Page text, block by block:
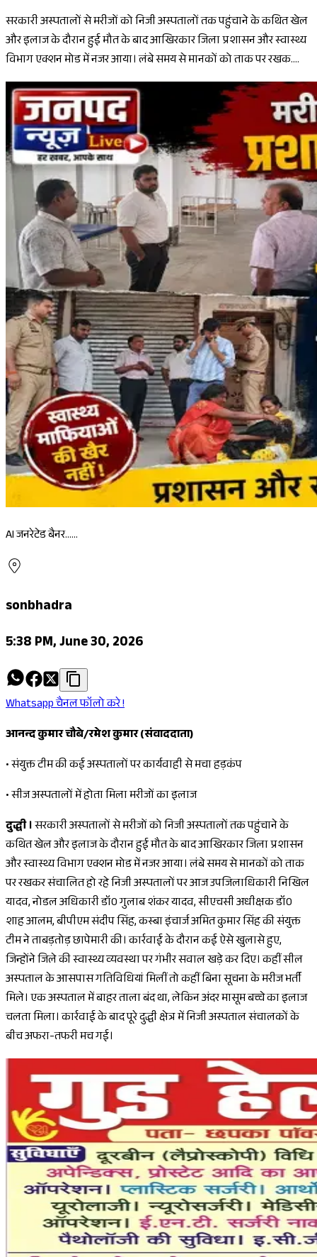
सरकारी अस्पतालों से मरीजों को निजी अस्पतालों तक पहुंचाने के कथित खेल
और इलाज के दौरान हुई मौत के बाद आखिरकार जिला प्रशासन और स्वास्थ्य
विभाग एक्शन मोड में नजर आया। लंबे समय से मानकों को ताक पर रखक....
AI जनरेटेड बैनर......
sonbhadra
5:38 PM, June 30, 2026
Whatsapp चैनल फॉलो करे !
आनन्द कुमार चौबे/रमेश कुमार (संवाददाता)
•संयुक्त टीम कीकई अस्पतालों पर कार्यवाही से मचा हड़कंप
•सीज अस्पतालों में होता मिला मरीजों का इलाज
दुद्धी ।सरकारी अस्पतालों से मरीजों को निजी अस्पतालों तक पहुंचाने के
कथित खेल और इलाज के दौरान हुई मौत के बाद आखिरकार जिला प्रशासन
और स्वास्थ्य विभाग एक्शन मोड में नजर आया। लंबे समय से मानकों को ताक
पर रखकर संचालित हो रहे निजी अस्पतालों पर आज उपजिलाधिकारी निखिल
यादव, नोडल अधिकारी डॉ0 गुलाब शंकर यादव, सीएचसी अधीक्षक डॉ0
शाह आलम, बीपीएम संदीप सिंह, कस्बा इंचार्ज अमित कुमार सिंह की संयुक्त
टीम ने ताबड़तोड़ छापेमारी की। कार्रवाई के दौरान कई ऐसे खुलासे हुए,
जिन्होंने जिले की स्वास्थ्य व्यवस्था पर गंभीर सवाल खड़े कर दिए। कहीं सील
अस्पताल के आसपास गतिविधियां मिलीं तो कहीं बिना सूचना के मरीज भर्ती
मिले। एक अस्पताल में बाहर ताला बंद था, लेकिन अंदर मासूम बच्चे का इलाज
चलता मिला। कार्रवाई के बाद पूरे दुद्धी क्षेत्र में निजी अस्पताल संचालकों के
बीच अफरा-तफरी मच गई।